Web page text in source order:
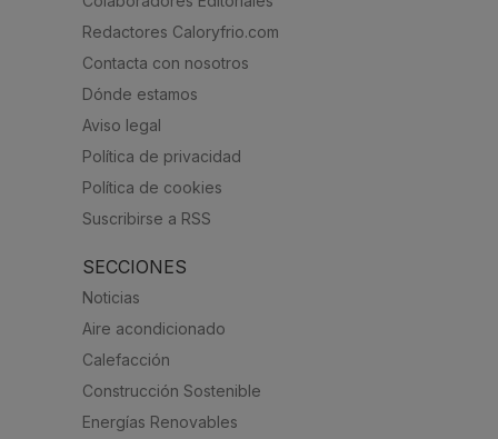
Redactores Caloryfrio.com
Contacta con nosotros
Dónde estamos
Aviso legal
Política de privacidad
Política de cookies
Suscribirse a RSS
SECCIONES
Noticias
Aire acondicionado
Calefacción
Construcción Sostenible
Energías Renovables